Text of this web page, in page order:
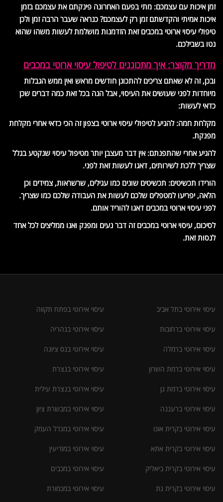
זמן איכות עם עצמכם: מתי בפעם האחרונה פינקתם את עצמכם בזמן
איכות אמיתי והקדשתם זמן רק לעצמכם? כנראה שעבר הרבה זמן ולכן
טיפולי עיסוי ארוטי במכבים זאת הזדמנות מושלמת לעשות משהו שהוא
נטו בשבילכם.
מדריך מקוצר: איך מתכוננים לטיפול עיסוי ארוטי במכבים
ובכן, זה לא שאתם צריכים להתכונן חודשים מראש ואין ממש הגבלות
מיוחדות לפני שעושים את העיסוי, אבל הנה בכל זאת כמה דברים שכן
כדאי לעשות:
מקלחת חמה: להגיע לטיפולי עיסוי ארוטי בצפון זה הכי כדאי אחרי מקלחת
מפנקת.
להגיע אחרי שהתפנתם: אין דבר מעצבן יותר מטיפול עיסוי שנקטע בגלל
שצריך ללכת לשירותים, דאגו לעשות זאת לפני.
הורידו תכשיטים: תכשיטים שונים כמו עגילים, שרשראות, צמידים וכן
הלאה, יפריעו למטפלים שלכם לעשות את העבודה שלכם כמו שצריך.
לפני עיסוי ארוטי במכבים דאגו להוריד אותם.
לסיכום, עיסוי ארוטי במכבים זה דבר נעים ומפנק ואנו ממליצים לכל אחד
לנסות זאת.
עיסוי אירוטי בתל אביב
עיסוי אירוטי ברחובות
עיסוי אירוטי ברמלה
עיסוי אירוטי ברמת השרון
עיסוי אירוטי ברמת גן
עיסוי אירוטי ברעננה
עיסוי אירוטי בקרית אונו
עיסוי אירוטי בקרית אתא
עיסוי אירוטי בקרית ביאליק
עיסוי אירוטי בקרית גת
עיסוי אירוטי בפתח תקווה
עיסוי אירוטי בנהריה
עיסוי אירוטי בנס ציונה
עיסוי אירוטי בנצרת
עיסוי אירוטי בנצרת עילית
עיסוי אירוטי במבשרת ציון
עיסוי אירוטי במגדל העמק
עיסוי אירוטי במודיעין
עיסוי אירוטי במכבים
עיסוי אירוטי במכמורת